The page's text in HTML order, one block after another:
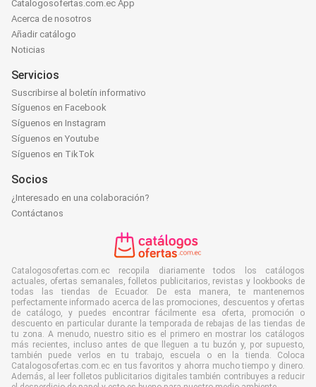
Catalogosofertas.com.ec App
Acerca de nosotros
Añadir catálogo
Noticias
Servicios
Suscribirse al boletín informativo
Síguenos en Facebook
Síguenos en Instagram
Síguenos en Youtube
Síguenos en TikTok
Socios
¿Interesado en una colaboración?
Contáctanos
Catalogosofertas.com.ec recopila diariamente todos los catálogos
actuales, ofertas semanales, folletos publicitarios, revistas y lookbooks de
todas las tiendas de Ecuador. De esta manera, te mantenemos
perfectamente informado acerca de las promociones, descuentos y ofertas
de catálogo, y puedes encontrar fácilmente esa oferta, promoción o
descuento en particular durante la temporada de rebajas de las tiendas de
tu zona. A menudo, nuestro sitio es el primero en mostrar los catálogos
más recientes, incluso antes de que lleguen a tu buzón y, por supuesto,
también puede verlos en tu trabajo, escuela o en la tienda. Coloca
Catalogosofertas.com.ec en tus favoritos y ahorra mucho tiempo y dinero.
Además, al leer folletos publicitarios digitales también contribuyes a reducir